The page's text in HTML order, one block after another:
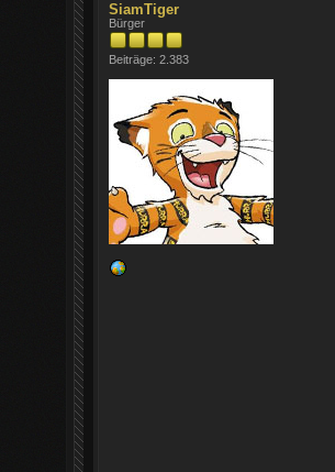
SiamTiger
Bürger
Beiträge: 2.383